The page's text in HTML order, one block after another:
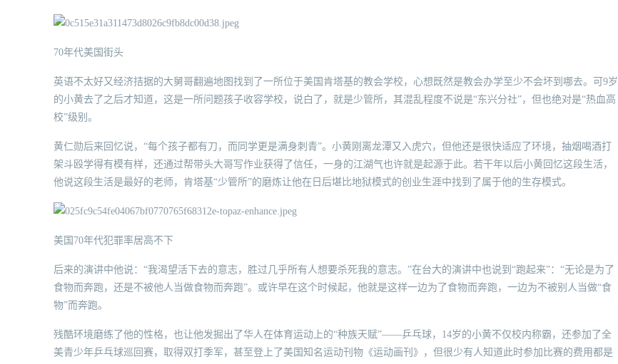
70年代美国街头
英语不太好又经济拮据的大舅哥翻遍地图找到了一所位于美国肯塔基的教会学校，心想既然是教会办学至少不会坏到哪去。可9岁
的小黄去了之后才知道，这是一所问题孩子收容学校，说白了，就是少管所，其混乱程度不说是“东兴分社”，但也绝对是“热血高
校”级别。
黄仁勋后来回忆说，“每个孩子都有刀，而同学更是满身刺青”。小黄刚离龙潭又入虎穴，但他还是很快适应了环境，抽烟喝酒打
架斗殴学得有模有样，还通过帮带头大哥写作业获得了信任，一身的江湖气也许就是起源于此。若干年以后小黄回忆这段生活，
他说这段生活是最好的老师，肯塔基“少管所”的磨炼让他在日后堪比地狱模式的创业生涯中找到了属于他的生存模式。
美国70年代犯罪率居高不下
后来的演讲中他说：“我渴望活下去的意志，胜过几乎所有人想要杀死我的意志。”在台大的演讲中也说到“跑起来”：“无论是为了
食物而奔跑，还是不被他人当做食物而奔跑”。或许早在这个时候起，他就是这样一边为了食物而奔跑，一边为不被别人当做“食
物”而奔跑。
残酷环境磨练了他的性格，也让他发掘出了华人在体育运动上的“种族天赋”——乒乓球，14岁的小黄不仅校内称霸，还参加了全
美青少年乒乓球巡回赛，取得双打季军，甚至登上了美国知名运动刊物《运动画刊》，但很少有人知道此时参加比赛的费用都是